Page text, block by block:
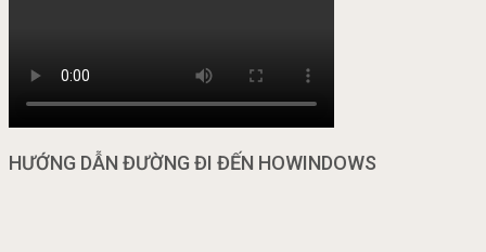
HƯỚNG DẪN ĐƯỜNG ĐI ĐẾN HOWINDOWS